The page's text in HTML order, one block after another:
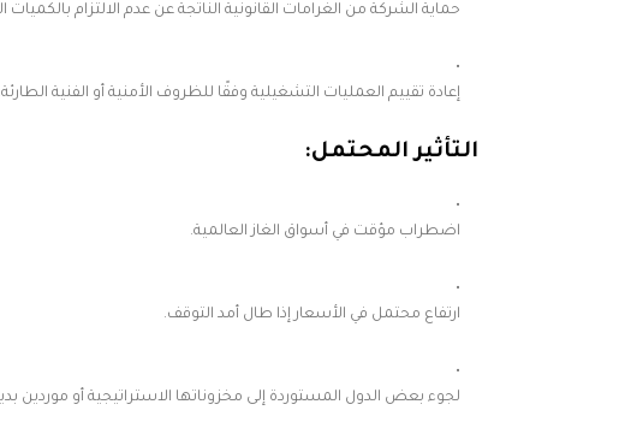
حماية الشركة من الغرامات القانونية الناتجة عن عدم الالتزام بالكميات
إعادة تقييم العمليات التشغيلية وفقًا للظروف الأمنية أو الفنية الطارئة.
التأثير المحتمل:
اضطراب مؤقت في أسواق الغاز العالمية.
ارتفاع محتمل في الأسعار إذا طال أمد التوقف.
لجوء بعض الدول المستوردة إلى مخزوناتها الاستراتيجية أو موردين